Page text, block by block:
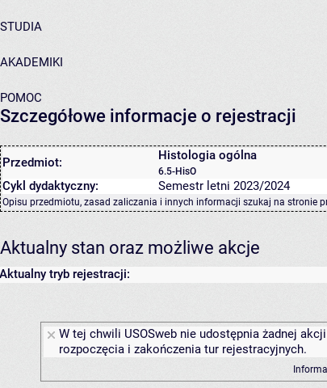
STUDIA
AKADEMIKI
POMOC
Szczegółowe informacje o rejestracji
Przedmiot: Histologia ogólna
6.5-HisO
Cykl dydaktyczny: Semestr letni 2023/2024
Opisu przedmiotu, zasad zaliczania i innych informacji szukaj na stronie
Aktualny stan oraz możliwe akcje
Aktualny tryb rejestracji:
W tej chwili USOSweb nie udostępnia żadnej
rozpoczęcia i zakończenia tur rejestracyjnych.